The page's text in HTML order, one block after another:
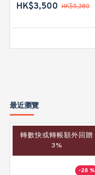
HK$3,500 HK$5,380
最近瀏覽
轉數快或轉帳額外回贈
3%
-28 %